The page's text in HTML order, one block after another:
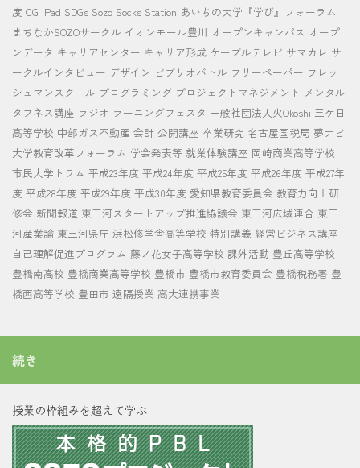
度 CG iPad SDGs Sozo Socks Station あいちの大学『学び』フォーラム
まちなかSOZOサークル イオンモール豊川 オープンキャンパス オープ
ンデータ キャリアセンター キャリア形成 ケーブルテレビ サマカレ サ
ークルインタビュー デザイン ビブリオバトル フリーペーパー フレッ
シュマンスクール プログラミング プロジェクトマネジメント メンタル
タフネス講座 ラジオ ラーニングフェスタ 一般社団法人火Okoshi 三ケ日
高等学校 中部ガス不動産 会計 公開講座 卒業研究 名古屋国税局 夢ナビ
大学教育改革フォーラム 学会発表等 就業体験講座 岡崎商業高等学校
市民大学トラム 平成23年度 平成24年度 平成25年度 平成26年度 平成27年
度 平成28年度 平成29年度 平成30年度 愛知県教育委員会 教育力向上研
修会 新聞報道 東三河スタートアップ推進協議会 東三河広域連合 東三
河産業論 東三河県庁 浜松修学舎高等学校 特別講義 経営ビジネス講座
自己理解促進プログラム 藤ノ花女子高等学校 課外活動 豊丘高等学校
豊橋南高校 豊橋商業高等学校 豊橋市 豊橋市教育委員会 豊橋税務署 豊
橋西高等学校 豊田市 遠隔授業 高大連携事業
続き
授業の枠組みを超えて学ぶ